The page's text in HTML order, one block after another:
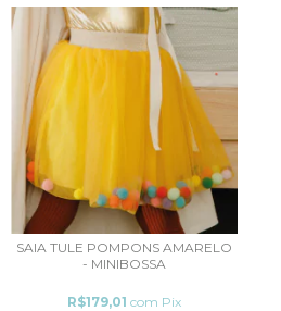
SAIA TULE POMPONS AMARELO
- MINIBOSSA
R$179,01 com Pix